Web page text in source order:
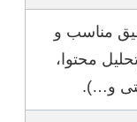
مناسب و
محتوا،
و…).